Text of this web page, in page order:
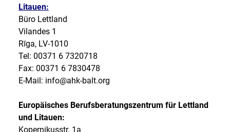
Litauen:
Büro Lettland
Vilandes 1
Rīga, LV-1010
Tel: 00371 6 7320718
Fax: 00371 6 7830478
E-Mail: info@ahk-balt.org
Europäisches Berufsberatungszentrum für Lettland
und Litauen:
Kopernikusstr. 1a